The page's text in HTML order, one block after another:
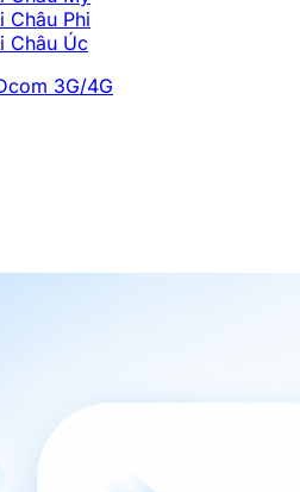
Châu Phi
Châu Úc
3G/4G